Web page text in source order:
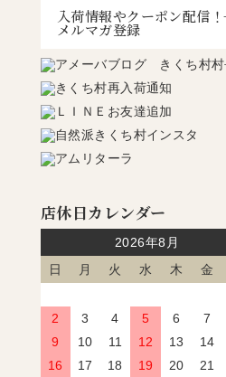
入荷情報やクーポン配信！
メルマガ登録
店休日カレンダー
2026年8月
日
月 火 水 木 金
2
3 4 5 6 7
9
10 11 12 13 14
16
17 18 19 20 21